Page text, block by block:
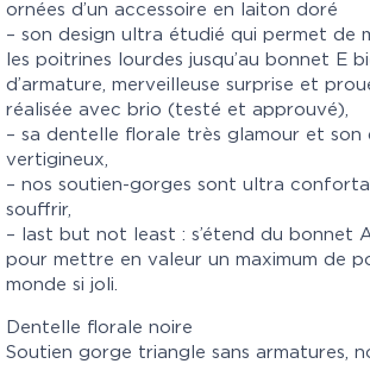
ornées d’un accessoire en laiton doré
– son design ultra étudié qui permet de
les poitrines lourdes jusqu’au bonnet E
d’armature, merveilleuse surprise et
réalisée avec brio (testé et approuvé),
– sa dentelle florale très glamour et son
vertigineux,
– nos soutien-gorges sont ultra
souffrir,
– last but not least : s’étend du bonnet
pour mettre en valeur un maximum de
monde si joli.
Dentelle florale noire
Soutien gorge triangle sans armatures,